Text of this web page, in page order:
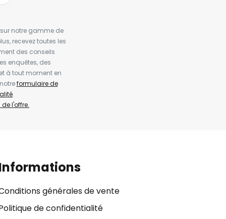
notre gamme de
recevez toutes les
des conseils
enquêtes, des
à tout moment en
formulaire de
.
l'offre.
générales de vente
de confidentialité